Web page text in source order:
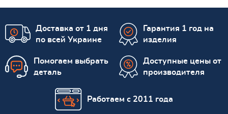
Доставка от 1 дня
по всей Украине
Гарантия 1 год на
изделия
Помогаем выбрать
деталь
Доступные цены от
производителя
Работаем с 2011 года